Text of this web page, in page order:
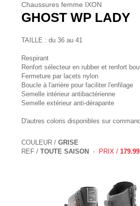
Chaussures femme IXON
GHOST WP LADY
TAILLE : du 36 au 41
Respirant
Renfort sélecteur en rubber et renfort
Fermeture par lacets nylon
Boucle à l'arrière pour faciliter l'enfilage
Semelle intérieur antibactérienne
Semelle extérieur anti-dérapante
D'autres coloris disponibles sur
COULEUR / GRISE
REF / TOUTE SAISON - PRIX /